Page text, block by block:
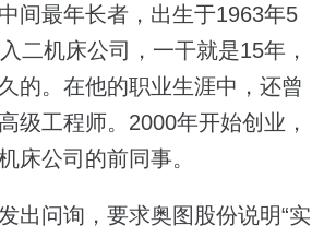
间最年长者，出生于1963年5
二机床公司，一干就是15年，
的。在他的职业生涯中，还曾
级工程师。2000年开始创业，
床公司的前同事。
出问询，要求奥图股份说明“实